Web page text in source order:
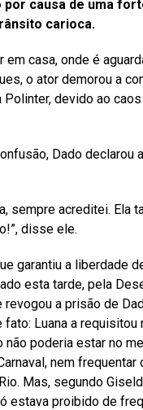
por causa de uma
carioca.
em casa, onde é
o ator demorou a
devido ao
Dado declarou
sempre acreditei. Ela
disse ele.
garantiu a liberdade
esta tarde, pela
revogou a prisão de
Luana a requisitou
não poderia estar no
nem frequentar
Mas, segundo
estava proibido de